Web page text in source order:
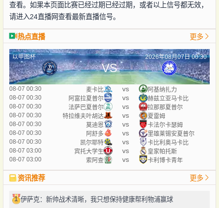
查看。如果本页面比赛已经过期已经过期，或者以上信号都无效，
请进入24直播网查看最新直播信号。
热点直播 更多
以甲图杯 2026年08月07日 00:30
VS
08-07 00:30 麦卡比 vs
阿基纳扎力
08-07 00:30
阿富拉夏普尔 vs
赫兹立亚马卡比
08-07 00:30
法萨巴夏普尔 vs
拉那那夏普尔
08-07 00:30
特拉维夫叶胡达 vs
夏雷姆
08-07 00:30
莫迪恩 vs
卡法尔卡瑟姆
08-07 00:30
阿舒多 vs
里雄莱锡安夏普尔
08-07 00:30
凯尔耶特 vs
卡比利奥马卡比
08-07 03:00
宾托大学生 vs
皇家帕托斯
08-07 03:00
索阿查 vs 卡利博卡青年
资讯推荐 更多
1 伊萨克：新帅战术清晰，我只想保持健康帮利物浦赢球